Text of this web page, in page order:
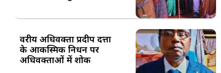
वरीय अधिवक्ता प्रदीप दत्ता
के आकस्मिक निधन पर
अधिवक्ताओं में शोक